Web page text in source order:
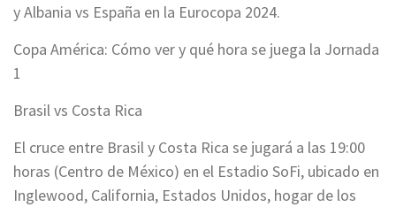
y Albania vs España en la Eurocopa 2024.
Copa América: Cómo ver y qué hora se juega la Jornada
1
Brasil vs Costa Rica
El cruce entre Brasil y Costa Rica se jugará a las 19:00
horas (Centro de México) en el Estadio SoFi, ubicado en
Inglewood, California, Estados Unidos, hogar de los